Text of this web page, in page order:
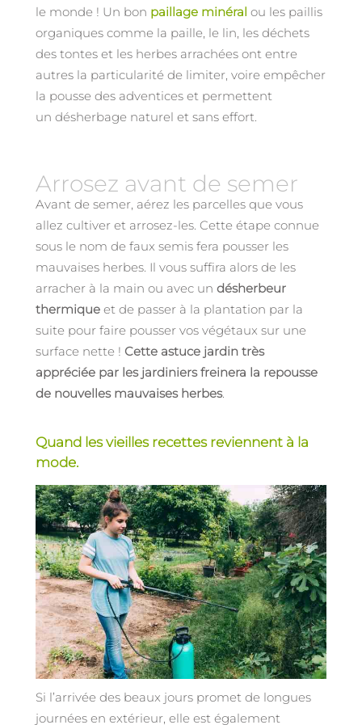
le monde ! Un bon paillage minéral ou les paillis
organiques comme la paille, le lin, les déchets
des tontes et les herbes arrachées ont entre
autres la particularité de limiter, voire empêcher
la pousse des adventices et permettent
un désherbage naturel et sans effort.
Arrosez avant de semer
Avant de semer, aérez les parcelles que vous
allez cultiver et arrosez-les. Cette étape connue
sous le nom de faux semis fera pousser les
mauvaises herbes. Il vous suffira alors de les
arracher à la main ou avec un désherbeur
thermique et de passer à la plantation par la
suite pour faire pousser vos végétaux sur une
surface nette ! Cette astuce jardin très
appréciée par les jardiniers freinera la repousse
de nouvelles mauvaises herbes.
Quand les vieilles recettes reviennent à la
mode.
Si l’arrivée des beaux jours promet de longues
journées en extérieur, elle est également